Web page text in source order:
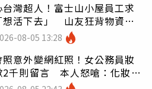
台灣超人！富士山小屋員工求
想活下去」 山友狂背物資上
台灣真的是寶島
08-05 13:28
照意外變網紅照！女公務員妝
2千則留言 本人怒嗆：化妝有